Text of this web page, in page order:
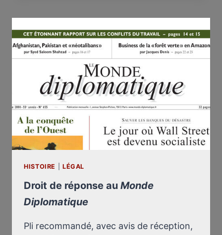
17E
CHAMBRE
CORRECTIONNELLE
DE
PARIS
:
PROCÈS
CONTRE
JOURNALISTE
ARIANE
LE
2)
HISTOIRE LÉGAL
Droit de réponse au Monde
Diplomatique
Pli recommandé, avec avis de réception,